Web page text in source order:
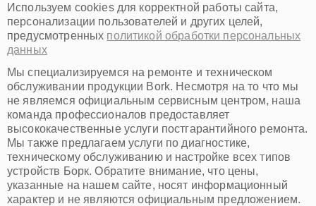
Омск
Красноярск
Пермь
Ульяновск
Киров
Архангельск
Астрахань
Белгород
Благовещенск
Брянск
Владивосток
Владикавказ
Владимир
Используем cookies для корректной работы сайта,
персонализации пользователей и других целей,
предусмотренных политикой обработки персональных
данных
Мы специализируемся на ремонте и техническом
обслуживании продукции Bork. Несмотря на то что мы
не являемся официальным сервисным центром, наша
команда профессионалов предоставляет
высококачественные услуги постгарантийного ремонта.
Мы также предлагаем услуги по диагностике,
техническому обслуживанию и настройке всех типов
устройств Борк. Обратите внимание, что цены,
указанные на нашем сайте, носят информационный
характер и не являются официальным предложением.